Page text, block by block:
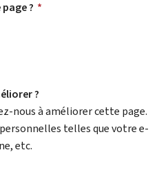
? *
?
nous à améliorer cette page.
telles que votre e-
etc.